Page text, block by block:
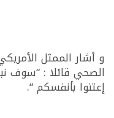
و أشار الممثل
الصحي قائلا : “سوف
إعتنوا بأنفسكم “.